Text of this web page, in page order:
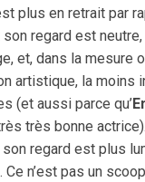
plus en retrait par
regard est neutre,
et, dans la mesure
artistique, la moins
(et aussi parce qu’
très bonne actrice).
regard est plus
n’est pas un